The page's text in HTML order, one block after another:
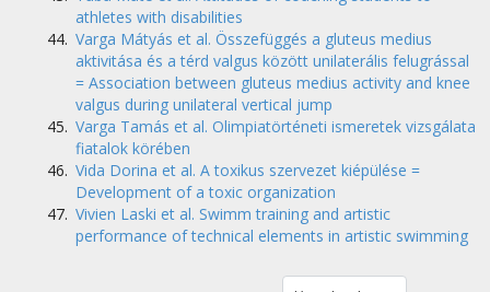
athletes with disabilities
Varga Mátyás et al. Összefüggés a gluteus medius
aktivitása és a térd valgus között unilaterális felugrással
= Association between gluteus medius activity and knee
valgus during unilateral vertical jump
Varga Tamás et al. Olimpiatörténeti ismeretek vizsgálata
fiatalok körében
Vida Dorina et al. A toxikus szervezet kiépülése =
Development of a toxic organization
Vivien Laski et al. Swimm training and artistic
performance of technical elements in artistic swimming